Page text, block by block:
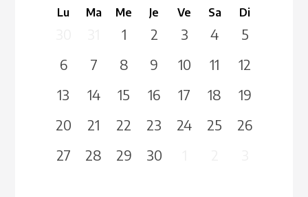
Lu Ma Me Je Ve Sa Di
1 2 3 4
5
6
7 8 9 10 11
12
13
14 15 16 17 18
19
20
21 22 23 24 25
26
27
28 29 30